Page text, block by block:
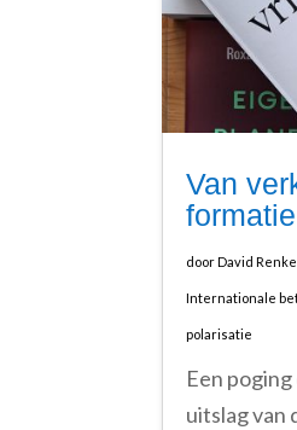
Van
formatie
doorDavid
Internationale
polarisatie
Een
uitslag van